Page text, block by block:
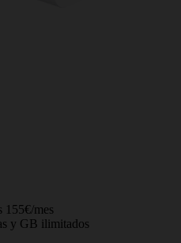
155€/mes
y GB ilimitados